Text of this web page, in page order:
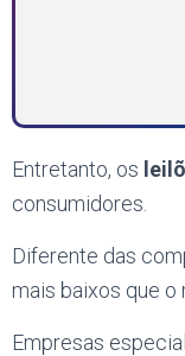
Entretanto, os
consumidores.
Diferente das
mais baixos que
Empresas